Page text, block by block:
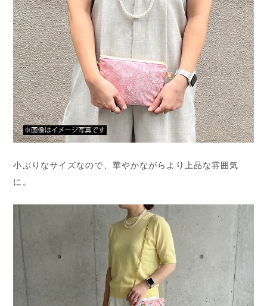
小ぶりなサイズなので、華やかながらより上品な雰囲気
に。